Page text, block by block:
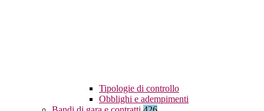
Tipologie di controllo
Obblighi e adempimenti